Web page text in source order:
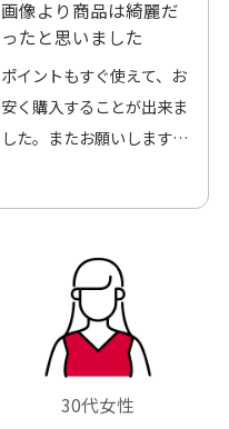
画像より商品は綺麗だ
ったと思いました
ポイントもすぐ使えて、お
安く購入することが出来ま
した。またお願いします、
30代女性